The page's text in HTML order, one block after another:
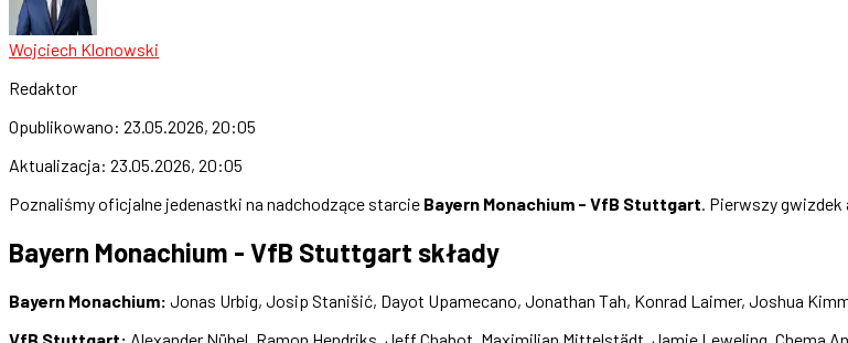
Wojciech Klonowski
Redaktor
Opublikowano: 23.05.2026, 20:05
Aktualizacja: 23.05.2026, 20:05
Poznaliśmy oficjalne jedenastki na nadchodzące starcie Bayern Monachium - VfB Stuttgart. Pierwszy
Bayern Monachium - VfB Stuttgart składy
Bayern Monachium: Jonas Urbig, Josip Stanišić, Dayot Upamecano, Jonathan Tah, Konrad Laimer, Joshua
VfB Stuttgart: Alexander Nübel, Ramon Hendriks, Jeff Chabot, Maximilian Mittelstädt, Jamie Leweling, Chema